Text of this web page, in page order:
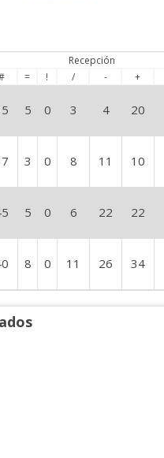
Recepción
= ! / - +
5 0 3 4 20
3 0 8 11 10
5 0 6 22 22
8 0 11 26 34